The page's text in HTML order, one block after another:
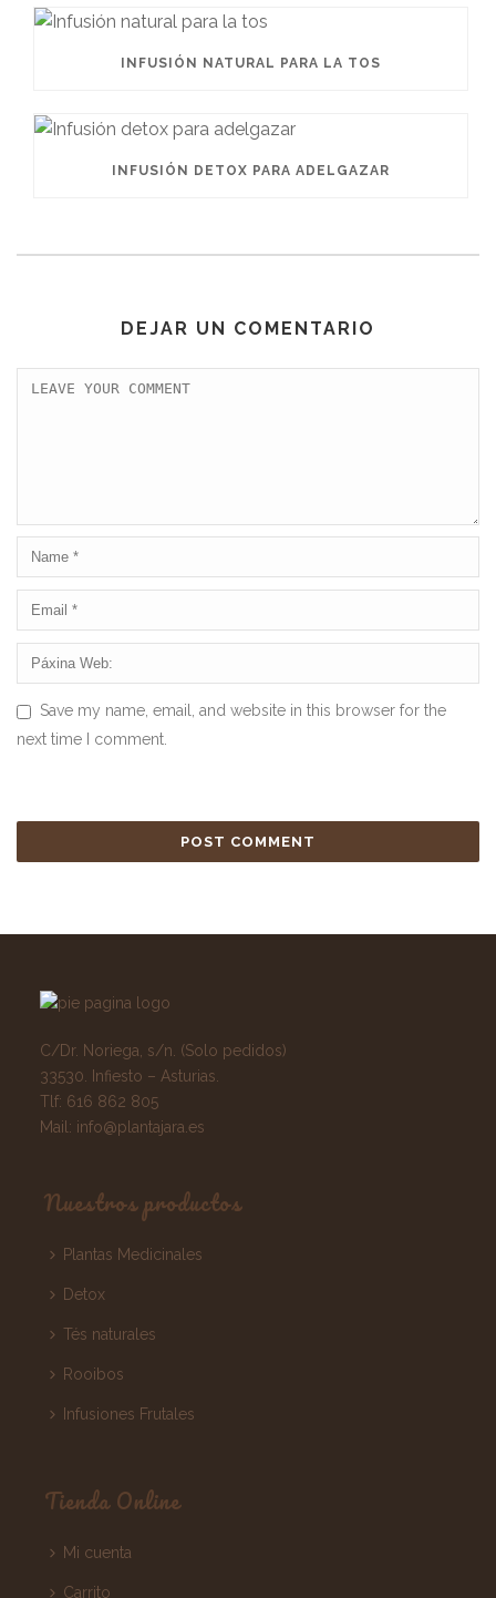
INFUSIÓN NATURAL PARA LA TOS
INFUSIÓN DETOX PARA ADELGAZAR
DEJAR UN COMENTARIO
Save my name, email, and website in this browser for the
next time I comment.
C/Dr. Noriega, s/n. (Solo pedidos)
33530. Infiesto – Asturias.
Tlf: 616 862 805
Mail: info@plantajara.es
Nuestros productos
Plantas Medicinales
Detox
Tés naturales
Rooibos
Infusiones Frutales
Tienda Online
Mi cuenta
Carrito